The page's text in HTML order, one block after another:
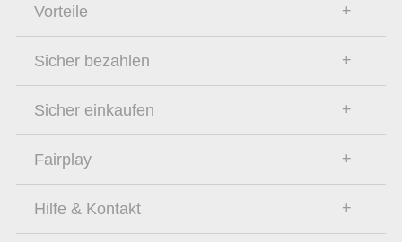
Vorteile
Sicher bezahlen
Sicher einkaufen
Fairplay
Hilfe & Kontakt